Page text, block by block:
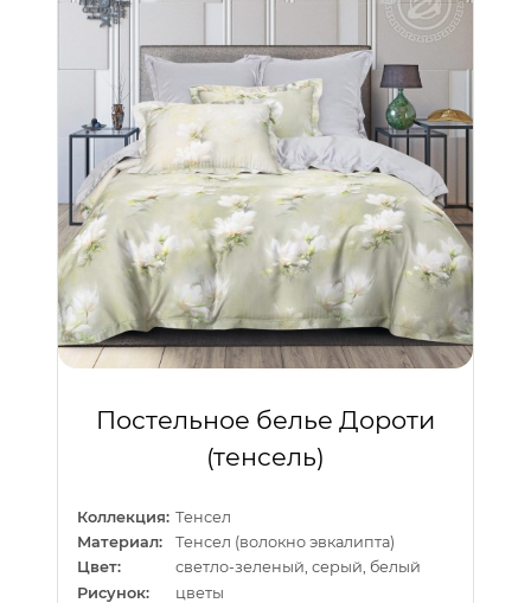
Постельное белье Дороти
(тенсель)
Коллекция: Тенсел
Материал:
Тенсел (волокно эвкалипта)
Цвет:
светло-зеленый, серый, белый
Рисунок:
цветы